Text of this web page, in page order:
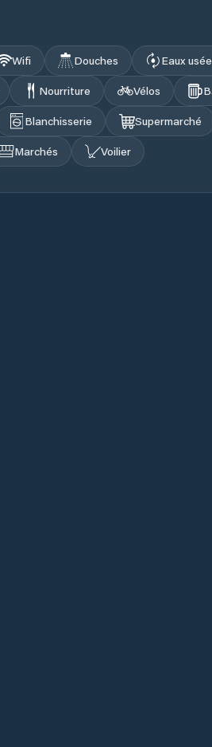
Wifi Douches
Eaux
Nourriture Vélos
Blanchisserie
Supermarché
Marchés Voilier